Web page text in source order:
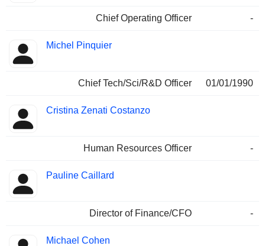
Chief Operating Officer -
Michel Pinquier
Chief Tech/Sci/R&D Officer 01/01/1990
Cristina Zenati Costanzo
Human Resources Officer -
Pauline Caillard
Director of Finance/CFO -
Michael Cohen